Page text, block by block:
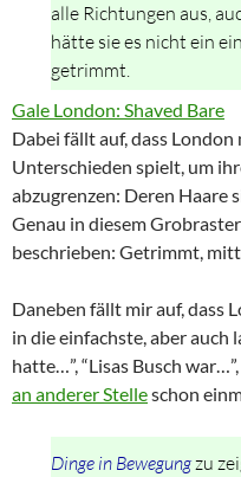
alle Richtungen aus,
hätte sie es nicht ein
getrimmt.
Gale London: Shaved Bare
Dabei fällt auf, dass
Unterschieden spielt, um
abzugrenzen: Deren Haare
Genau in diesem
beschrieben: Getrimmt,
Daneben fällt mir auf, dass
in die einfachste, aber auch
hatte…”, “Lisas Busch
an anderer Stelleschon
Dinge in Bewegungzu